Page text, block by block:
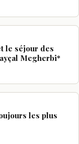
le séjour des
Megherbi*
les plus